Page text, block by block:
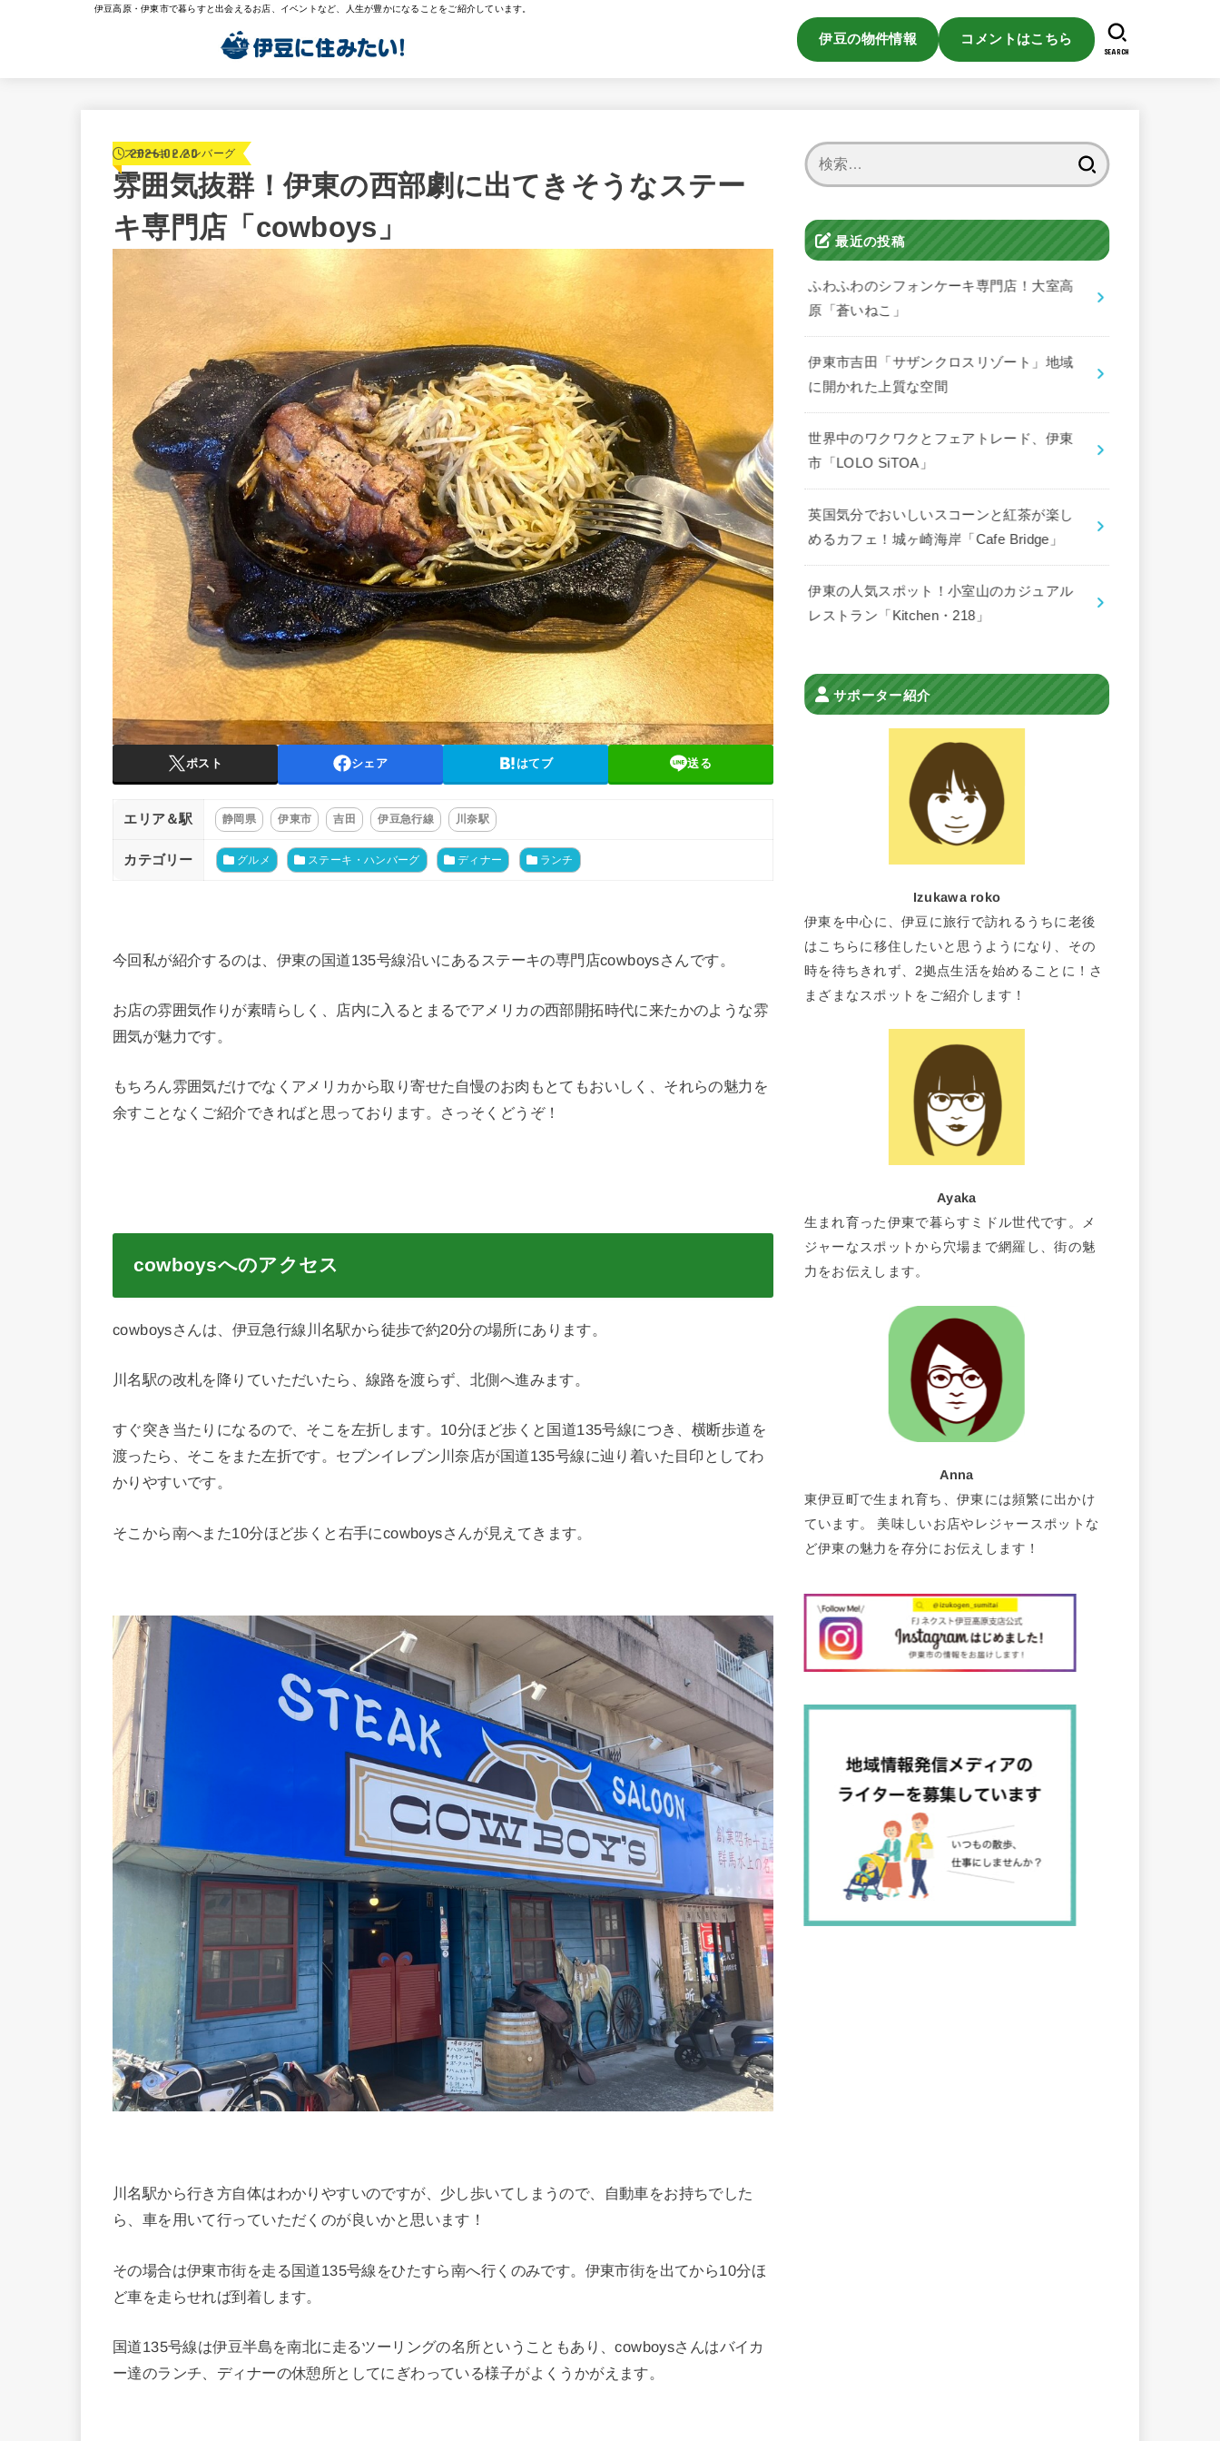
伊豆高原・伊東市で暮らすと出会えるお店、イベントなど、人生が豊かになることをご紹介しています。
伊豆の物件情報 コメントはこちら
SEARCH
ステーキ・ハンバーグ
2026.02.20
雰囲気抜群！伊東の西部劇に出てきそうなステー
キ専門店「cowboys」
ポスト シェア はてブ 送る
エリア＆駅 静岡県 伊東市 吉田 伊豆急行線 川奈駅
カテゴリー グルメ ステーキ・ハンバーグ ディナー ランチ
今回私が紹介するのは、伊東の国道135号線沿いにあるステーキの専門店cowboysさんです。
お店の雰囲気作りが素晴らしく、店内に入るとまるでアメリカの西部開拓時代に来たかのような雰
囲気が魅力です。
もちろん雰囲気だけでなくアメリカから取り寄せた自慢のお肉もとてもおいしく、それらの魅力を
余すことなくご紹介できればと思っております。さっそくどうぞ！
cowboysへのアクセス
cowboysさんは、伊豆急行線川名駅から徒歩で約20分の場所にあります。
川名駅の改札を降りていただいたら、線路を渡らず、北側へ進みます。
すぐ突き当たりになるので、そこを左折します。10分ほど歩くと国道135号線につき、横断歩道を
渡ったら、そこをまた左折です。セブンイレブン川奈店が国道135号線に辿り着いた目印としてわ
かりやすいです。
そこから南へまた10分ほど歩くと右手にcowboysさんが見えてきます。
川名駅から行き方自体はわかりやすいのですが、少し歩いてしまうので、自動車をお持ちでした
ら、車を用いて行っていただくのが良いかと思います！
その場合は伊東市街を走る国道135号線をひたすら南へ行くのみです。伊東市街を出てから10分ほ
ど車を走らせれば到着します。
国道135号線は伊豆半島を南北に走るツーリングの名所ということもあり、cowboysさんはバイカ
ー達のランチ、ディナーの休憩所としてにぎわっている様子がよくうかがえます。
最近の投稿
ふわふわのシフォンケーキ専門店！大室高
原「蒼いねこ」
伊東市吉田「サザンクロスリゾート」地域
に開かれた上質な空間
世界中のワクワクとフェアトレード、伊東
市「LOLO SiTOA」
英国気分でおいしいスコーンと紅茶が楽し
めるカフェ！城ヶ崎海岸「Cafe Bridge」
伊東の人気スポット！小室山のカジュアル
レストラン「Kitchen・218」
サポーター紹介
Izukawa roko
伊東を中心に、伊豆に旅行で訪れるうちに老後
はこちらに移住したいと思うようになり、その
時を待ちきれず、2拠点生活を始めることに！さ
まざまなスポットをご紹介します！
Ayaka
生まれ育った伊東で暮らすミドル世代です。メ
ジャーなスポットから穴場まで網羅し、街の魅
力をお伝えします。
Anna
東伊豆町で生まれ育ち、伊東には頻繁に出かけ
ています。 美味しいお店やレジャースポットな
ど伊東の魅力を存分にお伝えします！